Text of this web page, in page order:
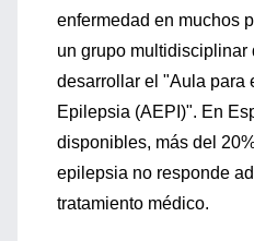
enfermedad en muchos
un grupo multidisciplinar
desarrollar el "Aula para
Epilepsia (AEPI)". En
disponibles, más del
epilepsia no responde
tratamiento médico.